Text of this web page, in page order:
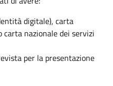
digitale), carta
carta nazionale dei servizi
per la presentazione